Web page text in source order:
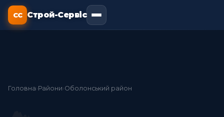
СС Строй-Сервіс
Головна›Райони›Оболонський район